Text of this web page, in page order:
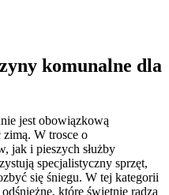
komunalne dla
jest obowiązkową
W trosce o
jak i pieszych służby
specjalistyczny sprzęt,
się śniegu. W tej kategorii
które świetnie radzą